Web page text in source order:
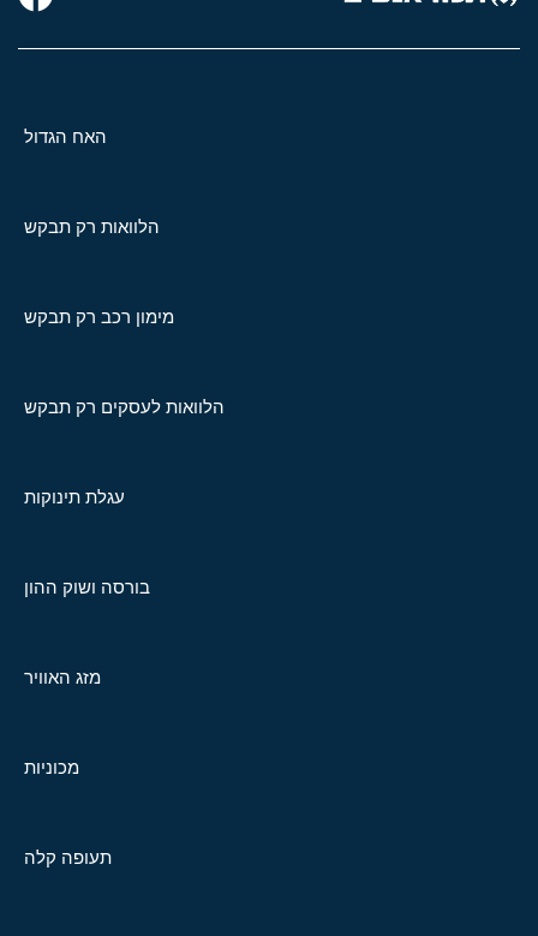
האח הגדול
הלוואות רק תבקש
מימון רכב רק תבקש
הלוואות לעסקים רק תבקש
עגלת תינוקות
בורסה ושוק ההון
מזג האוויר
מכוניות
תעופה קלה